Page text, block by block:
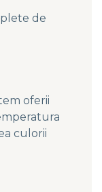
de
oferii
culorii